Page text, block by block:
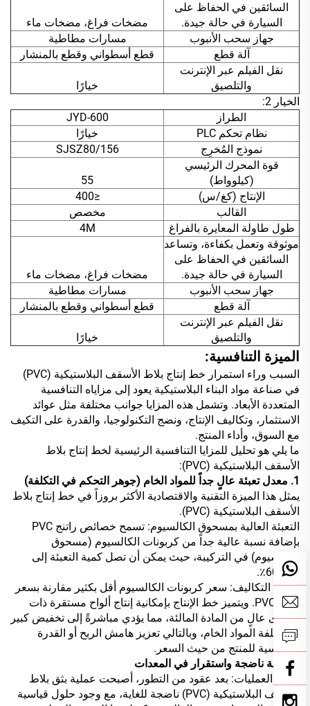
السائقين في الحفاظ على
السيارة في حالة جيدة.
مضخات فراغ، مضخات ماء
جهاز سحب الأنبوب
مسارات مطاطية
آلة قطع
قطع أسطواني وقطع بالمنشار
نقل الفيلم عبر الإنترنت
والتلصيق
خيارًا
الخيار 2:
الطراز
JYD-600
نظام تحكم PLC
خيارًا
نموذج المُخرِج
SJSZ80/156
قوة المحرك الرئيسي
(كيلوواط)
55
الإنتاج (كغ/س)
≤400
القالب
مخصص
طول طاولة المعايرة بالفراغ
4M
موثوقة وتعمل بكفاءة، وتساعد
السائقين في الحفاظ على
السيارة في حالة جيدة.
مضخات فراغ، مضخات ماء
جهاز سحب الأنبوب
مسارات مطاطية
آلة قطع
قطع أسطواني وقطع بالمنشار
نقل الفيلم عبر الإنترنت
والتلصيق
خيارًا
الميزة التنافسية:
السبب وراء استمرار خط إنتاج بلاط الأسقف البلاستيكية (PVC)
في صناعة مواد البناء البلاستيكية يعود إلى مزاياه التنافسية
المتعددة الأبعاد. وتشمل هذه المزايا جوانب مختلفة مثل عوائد
الاستثمار، وتكاليف الإنتاج، ونضج التكنولوجيا، والقدرة على التكيف
مع السوق، وأداء المنتج.
ما يلي هو تحليل للمزايا التنافسية الرئيسية لخط إنتاج بلاط
الأسقف البلاستيكية (PVC):
1. معدل تعبئة عالٍ جداً للمواد الخام (جوهر التحكم في التكلفة)
يمثل هذا الميزة التقنية والاقتصادية الأكثر بروزاً في خط إنتاج بلاط
الأسقف البلاستيكية (PVC).
التعبئة العالية بمسحوق الكالسيوم: تسمح خصائص راتنج PVC
بإضافة نسبة عالية جداً من كربونات الكالسيوم (مسحوق
الكالسيوم) في التركيبة، حيث يمكن أن تصل كمية التعبئة إلى
40٪-60٪.
خفض التكاليف: سعر كربونات الكالسيوم أقل بكثير مقارنة بسعر
راتنج PVC. ويتميز خط الإنتاج بإمكانية إنتاج ألواح مستقرة ذات
محتوى عالٍ من المادة المالئة، مما يؤدي مباشرةً إلى تخفيض كبير
في تكلفة المواد الخام، وبالتالي تعزيز هامش الربح أو القدرة
التنافسية للمنتج من حيث السعر.
2. تقنية ناضجة واستقرار في المعدات
توحيد العمليات: بعد عقود من التطور، أصبحت عملية بثق بلاط
الأسقف البلاستيكية (PVC) ناضجة للغاية، مع وجود حلول قياسية